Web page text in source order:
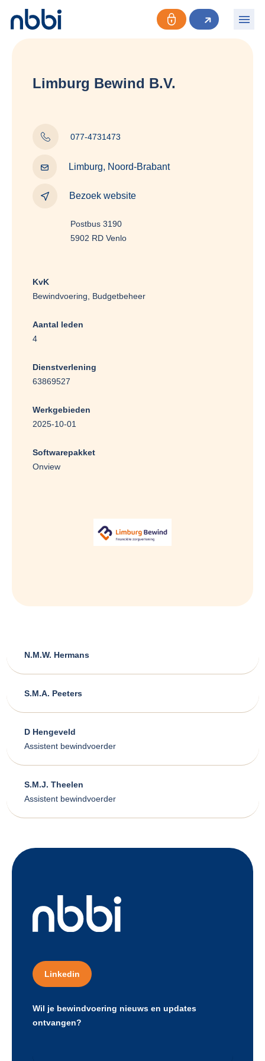
Limburg Bewind B.V.
077-4731473
Limburg, Noord-Brabant
Bezoek website
Postbus 3190
5902 RD Venlo
KvK
Bewindvoering, Budgetbeheer
Aantal leden
4
Dienstverlening
63869527
Werkgebieden
2025-10-01
Softwarepakket
Onview
N.M.W. Hermans
S.M.A. Peeters
D Hengeveld
Assistent bewindvoerder
S.M.J. Theelen
Assistent bewindvoerder
Linkedin
Wil je bewindvoering nieuws en updates
ontvangen?